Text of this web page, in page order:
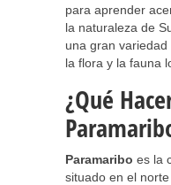
para aprender
la naturaleza de
una gran
la flora y la fauna
¿Qué
Paramaribo es la
situado en el